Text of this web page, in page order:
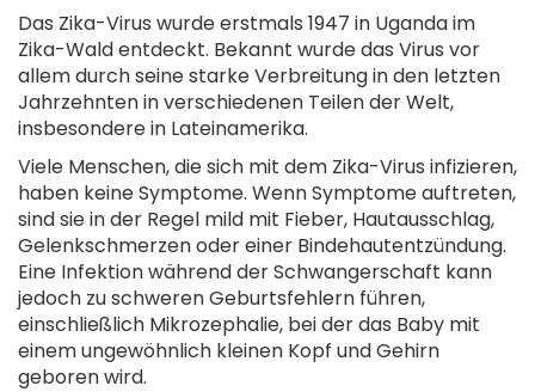
Das Zika-Virus wurde erstmals 1947 in Uganda im
Zika-Wald entdeckt. Bekannt wurde das Virus vor
allem durch seine starke Verbreitung in den letzten
Jahrzehnten in verschiedenen Teilen der Welt,
insbesondere in Lateinamerika.
Viele Menschen, die sich mit dem Zika-Virus infizieren,
haben keine Symptome. Wenn Symptome auftreten,
sind sie in der Regel mild mit Fieber, Hautausschlag,
Gelenkschmerzen oder einer Bindehautentzündung.
Eine Infektion während der Schwangerschaft kann
jedoch zu schweren Geburtsfehlern führen,
einschließlich Mikrozephalie, bei der das Baby mit
einem ungewöhnlich kleinen Kopf und Gehirn
geboren wird.